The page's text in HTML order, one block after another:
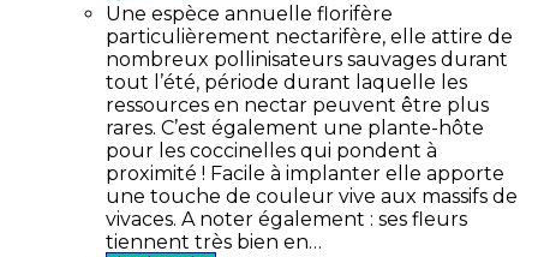
Une espèce annuelle florifère
particulièrement nectarifère, elle attire de
nombreux pollinisateurs sauvages durant
tout l’été, période durant laquelle les
ressources en nectar peuvent être plus
rares. C’est également une plante-hôte
pour les coccinelles qui pondent à
proximité ! Facile à implanter elle apporte
une touche de couleur vive aux massifs de
vivaces. A noter également : ses fleurs
tiennent très bien en…